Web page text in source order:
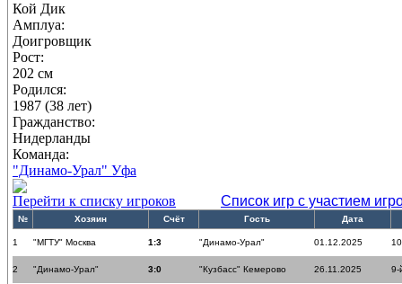
Кой Дик
Амплуа:
Доигровщик
Рост:
202 см
Родился:
1987 (38 лет)
Гражданство:
Нидерланды
Команда:
"Динамо-Урал" Уфа
Перейти к списку игроков
Список игр с участием
№ Хозяин Счёт Гость Дата
1 "МГТУ" Москва 1:3 "Динамо-Урал" 01.12.2025
2 "Динамо-Урал" 3:0 "Кузбасс" Кемерово 26.11.2025 9-